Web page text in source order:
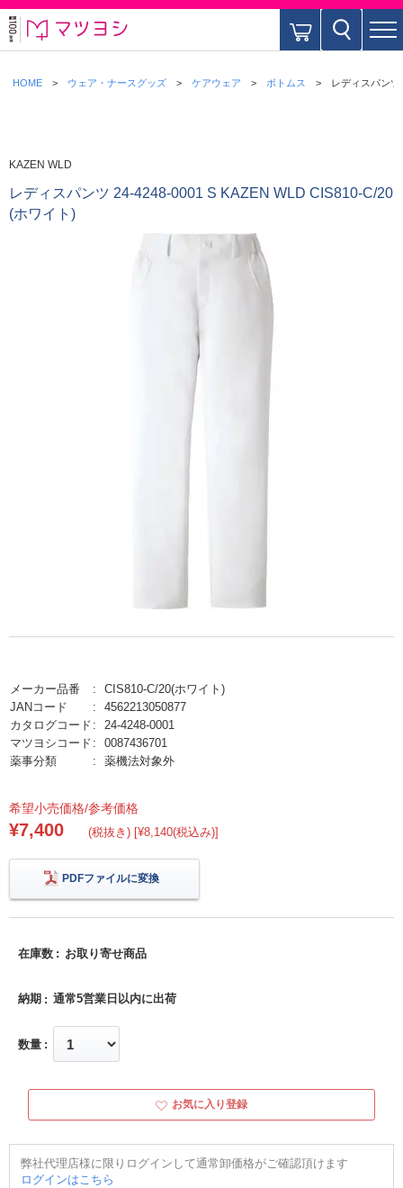
HOME ウェア・ナースグッズ ケアウェア ボトムス レディスパン
KAZEN WLD
レディスパンツ 24-4248-0001 S KAZEN WLD CIS810-C/20
(ホワイト)
メーカー品番
CIS810-C/20(ホワイト)
JANコード
4562213050877
カタログコード
24-4248-0001
マツヨシコード
0087436701
薬事分類
薬機法対象外
希望小売価格/参考価格
¥7,400 (税抜き) [¥8,140(税込み)]
PDFファイルに変換
在庫数 お取り寄せ商品
納期 通常5営業日以内に出荷
数量
お気に入り登録
弊社代理店様に限りログインして通常卸価格がご確認頂けます
ログインはこちら